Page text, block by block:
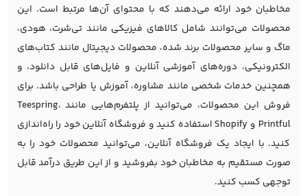
مخاطبان خود ارائه می‌دهند که با محتوای آن‌ها مرتبط است. این
محصولات می‌توانند شامل کالاهای فیزیکی مانند تی‌شرت، هودی،
ماگ و سایر محصولات برند شده، محصولات دیجیتال مانند کتاب‌های
الکترونیکی، دوره‌های آموزشی آنلاین و فایل‌های قابل دانلود، و
همچنین خدمات شخصی مانند مشاوره، آموزش یا طراحی باشد. برای
فروش این محصولات، می‌توانید از پلتفرم‌هایی مانند Teespring،
Printful و Shopify استفاده کنید و فروشگاه آنلاین خود را راه‌اندازی
کنید. با ایجاد یک فروشگاه آنلاین، می‌توانید محصولات خود را به
صورت مستقیم به مخاطبان خود بفروشید و از این طریق درآمد قابل
توجهی کسب کنید.